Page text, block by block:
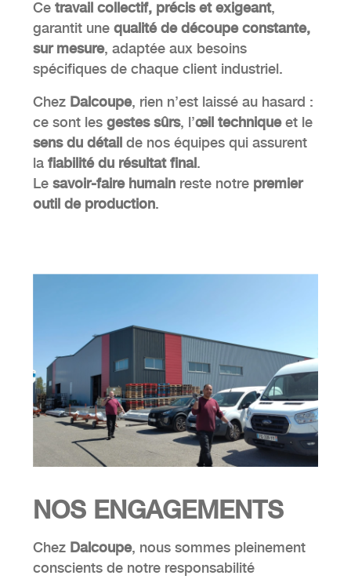
Cetravail collectif, précis et exigeant,
garantit unequalité de découpe constante,
sur mesure, adaptée aux besoins
spécifiques de chaque client industriel.
Chez Dalcoupe, rien n’est laissé au hasard :
ce sont lesgestes sûrs, l’œil techniqueet le
sens du détail de nos équipes qui assurent
lafiabilité du résultat final.
Lesavoir-faire humain reste notre premier
outil de production.
NOS ENGAGEMENTS
Chez Dalcoupe, nous sommes pleinement
conscients de notre responsabilité